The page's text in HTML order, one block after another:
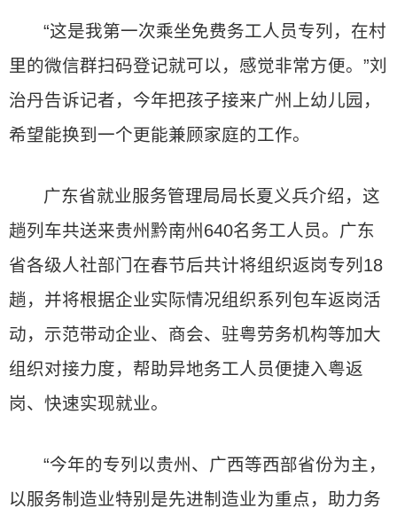
“这是我第一次乘坐免费务工人员专列，在村
里的微信群扫码登记就可以，感觉非常方便。”刘
治丹告诉记者，今年把孩子接来广州上幼儿园，
希望能换到一个更能兼顾家庭的工作。
广东省就业服务管理局局长夏义兵介绍，这
趟列车共送来贵州黔南州640名务工人员。广东
省各级人社部门在春节后共计将组织返岗专列18
趟，并将根据企业实际情况组织系列包车返岗活
动，示范带动企业、商会、驻粤劳务机构等加大
组织对接力度，帮助异地务工人员便捷入粤返
岗、快速实现就业。
“今年的专列以贵州、广西等西部省份为主，
以服务制造业特别是先进制造业为重点，助力务